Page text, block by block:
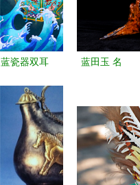
蓝瓷器双耳
艺美术品中
的插画艺术
蓝田玉 名